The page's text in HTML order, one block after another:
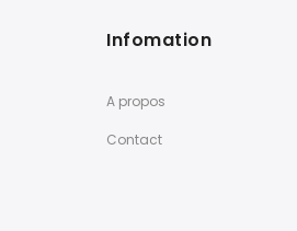
Infomation
A propos
Contact